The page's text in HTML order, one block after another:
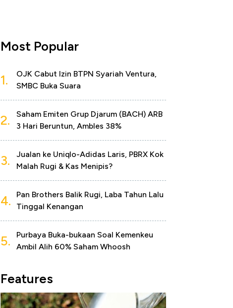
Most Popular
1.
OJK Cabut Izin BTPN Syariah Ventura,
SMBC Buka Suara
2.
Saham Emiten Grup Djarum (BACH) ARB
3 Hari Beruntun, Ambles 38%
3.
Jualan ke Uniqlo-Adidas Laris, PBRX Kok
Malah Rugi & Kas Menipis?
4.
Pan Brothers Balik Rugi, Laba Tahun Lalu
Tinggal Kenangan
5.
Purbaya Buka-bukaan Soal Kemenkeu
Ambil Alih 60% Saham Whoosh
Features